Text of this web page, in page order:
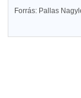
Forrás: Pallas